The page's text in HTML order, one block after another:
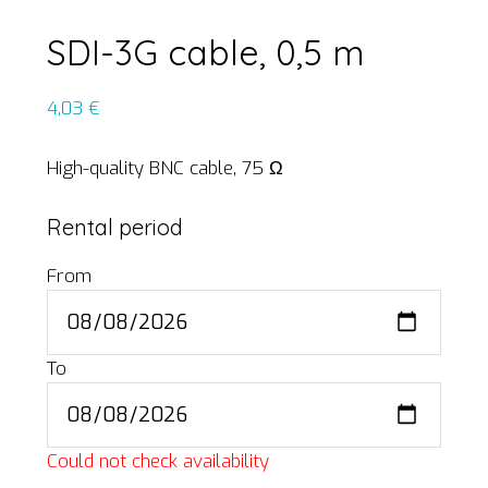
SDI-3G cable, 0,5 m
4,03 €
High-quality BNC cable, 75 Ω
Rental period
From
To
Could not check availability